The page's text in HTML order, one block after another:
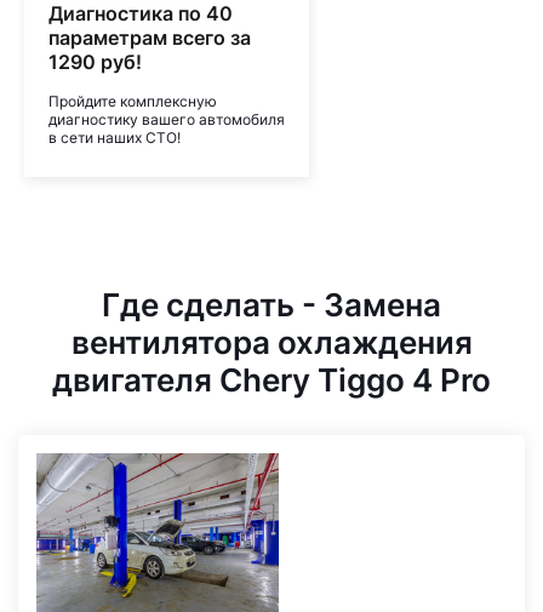
Диагностика по 40
параметрам всего за
1290 руб!
Пройдите комплексную
диагностику вашего автомобиля
в сети наших СТО!
Где сделать - Замена
вентилятора охлаждения
двигателя Chery Tiggo 4 Pro